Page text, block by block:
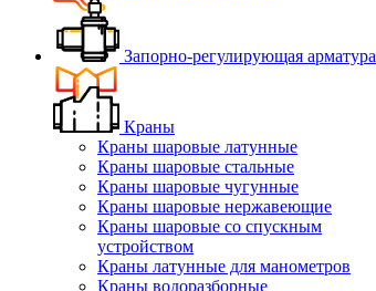
Запорно-регулирующая арматура
Краны
Краны шаровые латунные
Краны шаровые стальные
Краны шаровые чугунные
Краны шаровые нержавеющие
Краны шаровые со спускным
устройством
Краны латунные для манометров
Краны водоразборные